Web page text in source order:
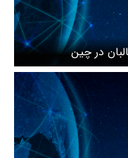
در چین